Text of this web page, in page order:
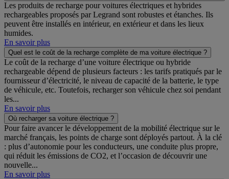
Les produits de recharge pour voitures électriques et hybrides
rechargeables proposés par Legrand sont robustes et étanches. Ils
peuvent être installés en intérieur, en extérieur et dans les lieux
humides.
En savoir plus
Quel est le coût de la recharge complète de ma voiture électrique ?
Le coût de la recharge d’une voiture électrique ou hybride
rechargeable dépend de plusieurs facteurs : les tarifs pratiqués par le
fournisseur d’électricité, le niveau de capacité de la batterie, le type
de véhicule, etc. Toutefois, recharger son véhicule chez soi pendant
les...
En savoir plus
Où recharger sa voiture électrique ?
Pour faire avancer le développement de la mobilité électrique sur le
marché français, les points de charge sont déployés partout. À la clé
: plus d’autonomie pour les conducteurs, une conduite plus propre,
qui réduit les émissions de CO2, et l’occasion de découvrir une
nouvelle...
En savoir plus